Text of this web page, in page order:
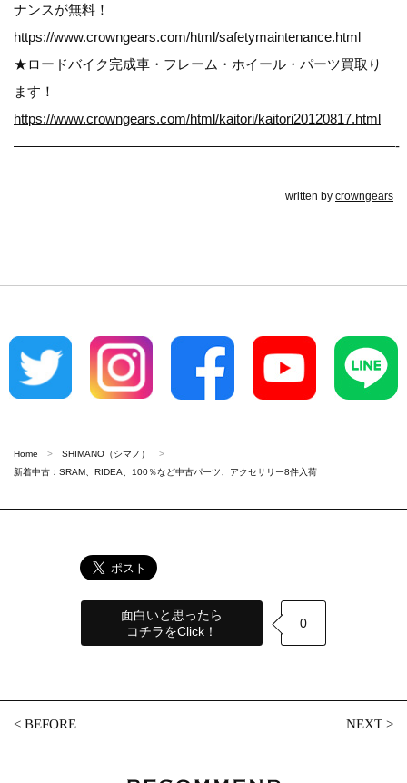
ナンスが無料！
https://www.crowngears.com/html/safetymaintenance.html
★ロードバイク完成車・フレーム・ホイール・パーツ買取り
ます！
https://www.crowngears.com/html/kaitori/kaitori20120817.html
————————————————————————————-
written by crowngears
Home
SHIMANO（シマノ）
新着中古：SRAM、RIDEA、100％など中古パーツ、アクセサリー8件入荷
面白いと思ったら
コチラをClick！
0
<BEFORE NEXT>